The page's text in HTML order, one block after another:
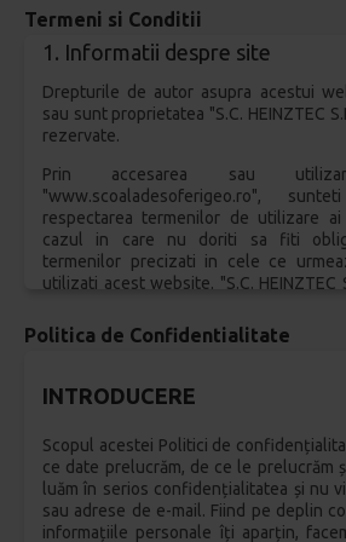
Termeni si Conditii
1. Informatii despre site
Drepturile de autor asupra acestui
sau sunt proprietatea "S.C. HEINZTEC
rezervate.
Prin accesarea sau
"www.scoaladesoferigeo.ro",
respectarea termenilor de utilizare
cazul in care nu doriti sa fiti
termenilor precizati in cele ce
utilizati acest website. "S.C. HEINZTEC
produce efectele imediat dupa
website.
2. Proprietatea Intelectuala
look&feel-ul acestuia si bazele de
intermediul sau, sunt proprietatea "S.C.
sunt protejate prin legislatia romana
drepturile de autor si drepturile
si continutului postat de terte parti
Politica de Confidentialitate
INTRODUCERE
Scopul acestei Politici de
ce date prelucrăm, de ce le prelucrăm
luăm în serios confidențialitatea și nu
sau adrese de e-mail. Fiind pe deplin
informațiile personale îți aparțin,